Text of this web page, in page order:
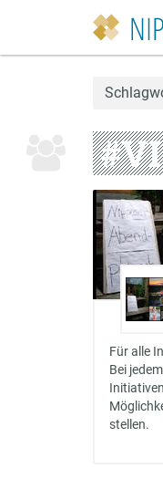
Für alle
Bei
stellen.